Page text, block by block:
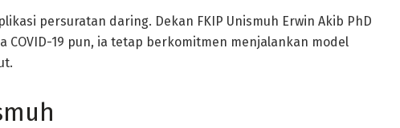
persuratan daring. Dekan FKIP Unismuh Erwin Akib PhD
COVID-19 pun, ia tetap berkomitmen menjalankan model